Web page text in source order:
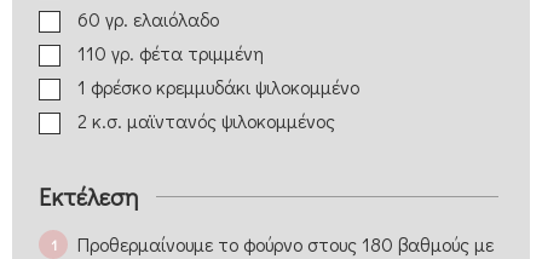
60 γρ. ελαιόλαδο
110 γρ. φέτα τριμμένη
1 φρέσκο κρεμμυδάκιψιλοκομμένο
2 κ.σ. μαϊντανόςψιλοκομμένος
Εκτέλεση
Προθερμαίνουμε το φούρνο στους 180 βαθμούς με